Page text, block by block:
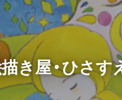
き屋・ひさ